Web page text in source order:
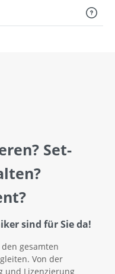
Set-
sind für Sie da!
gesamten
Von der
und Lizenzierung